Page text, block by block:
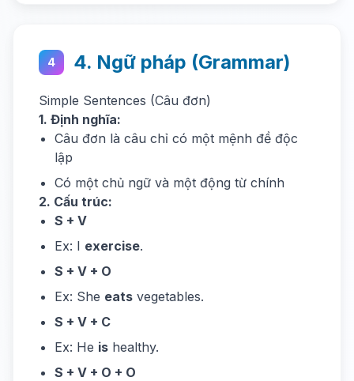
4 4. Ngữ pháp (Grammar)
Simple Sentences (Câu đơn)
1. Định nghĩa:
Câu đơn là câu chỉ có một mệnh đề độc
lập
Có một chủ ngữ và một động từ chính
2. Cấu trúc:
S + V
Ex: I exercise.
S + V + O
Ex: She eats vegetables.
S + V + C
Ex: He is healthy.
S + V + O + O